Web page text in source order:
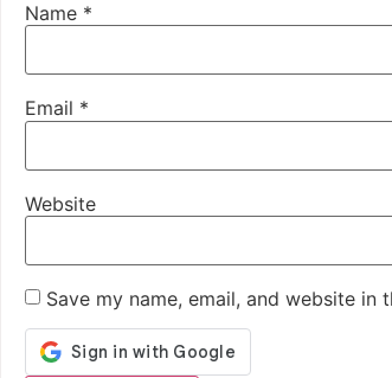
Name *
Email *
Website
Save my name, email, and website